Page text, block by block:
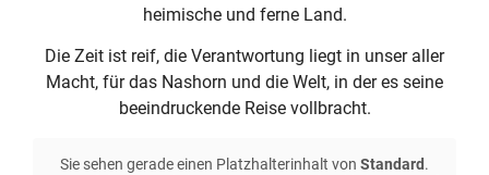
heimische und ferne Land.
Die Zeit ist reif, die Verantwortung liegt in unser aller
Macht, für das Nashorn und die Welt, in der es seine
beeindruckende Reise vollbracht.
Sie sehen gerade einen Platzhalterinhalt von Standard.